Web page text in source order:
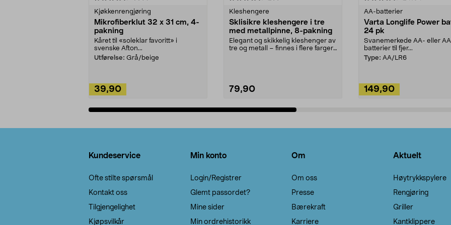
Kjøkkenrengjøring
Mikrofiberklut 32 x 31 cm, 4-
pakning
Kåret til «soleklar favoritt» i
svenske Afton...
Utførelse: Grå/beige
39,90
Kleshengere
Sklisikre kleshengere i tre
med metallpinne, 8-pakning
Elegant og skikkelig kleshenger av
tre og metall – finnes i flere farger.
79,90
AA-batterier
Varta Longlife Power
24 pk
Svanemerkede AA- eller
batterier til fjer...
Type: AA/LR6
149,90
Kundeservice
Ofte stilte spørsmål
Kontakt oss
Tilgjengelighet
Kjøpsvilkår
Min konto
Login/Registrer
Glemt passordet?
Mine sider
Min ordrehistorikk
Om
Om oss
Presse
Bærekraft
Karriere
Aktuelt
Høytrykkspylere
Rengjøring
Griller
Kantklippere